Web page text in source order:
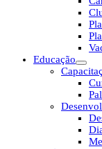
Educação